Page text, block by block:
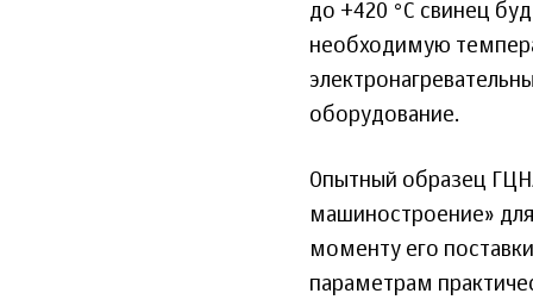
до +420 °С свинец
необходимую
оборудование.
Опытный образец
машиностроение»
моменту его
параметрам